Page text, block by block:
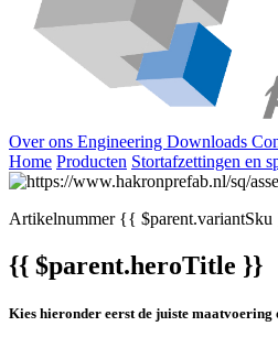
Over ons Engineering Downloads
Home Producten Stortafzettingen en
Artikelnummer{{
{{ $parent.heroTitle }}
Kies hieronder eerst de juiste